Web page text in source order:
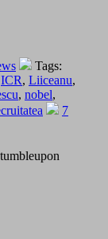
Tags:
ICR, Liiceanu,
, nobel,
7